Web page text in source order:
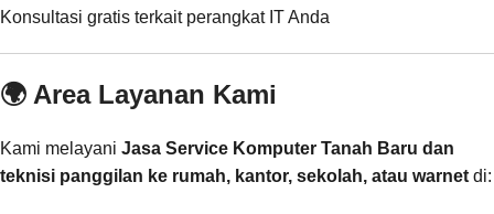
Konsultasi gratis terkait perangkat IT Anda
🌍 Area Layanan Kami
Kami melayani Jasa Service Komputer Tanah Baru dan
teknisi panggilan ke rumah, kantor, sekolah, atau warnet di: